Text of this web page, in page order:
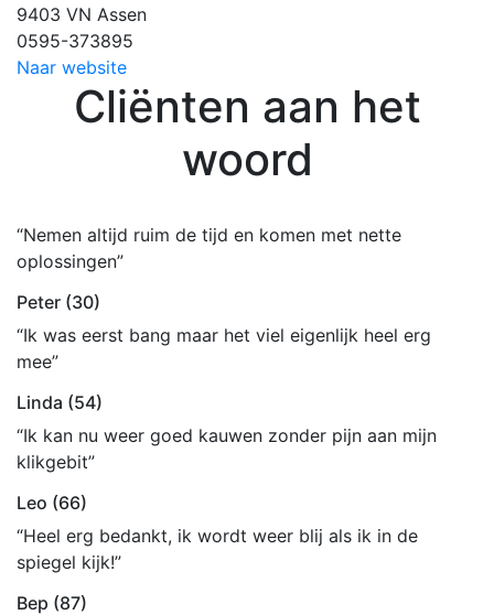
9403 VN Assen
0595-373895
Naar website
Cliënten aan het
woord
“Nemen altijd ruim de tijd en komen met nette
oplossingen”
Peter (30)
“Ik was eerst bang maar het viel eigenlijk heel erg
mee”
Linda (54)
“Ik kan nu weer goed kauwen zonder pijn aan mijn
klikgebit”
Leo (66)
“Heel erg bedankt, ik wordt weer blij als ik in de
spiegel kijk!”
Bep (87)